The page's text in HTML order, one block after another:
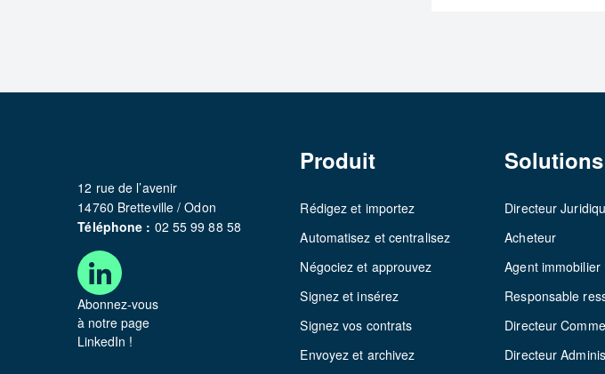
12 rue de l’avenir
14760 Bretteville / Odon
Téléphone : 02 55 99 88 58
Abonnez-vous
à notre page
LinkedIn !
Produit
Rédigez et importez
Automatisez et centralisez
Négociez et approuvez
Signez et insérez
Signez vos contrats
Envoyez et archivez
Directeur
Acheteur
Agent immobilier
Responsable
Directeur
Directeur